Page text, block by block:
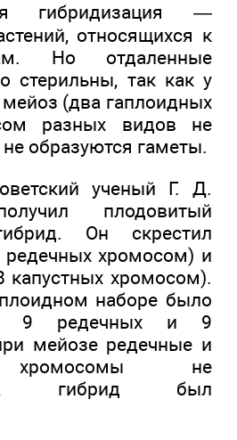
гибридизация —
относящихся к
Но отдаленные
стерильны, так как у
(два гаплоидных
разных видов не
образуются гаметы.
ученый Г. Д.
плодовитый
Он скрестил
редечных хромосом) и
капустных хромосом).
наборе было
9 редечных и 9
мейозе редечные и
хромосомы не
гибрид был